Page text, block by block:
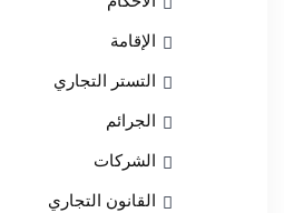
الإقامة
التستر التجاري
الجرائم
الشركات
القانون التجاري